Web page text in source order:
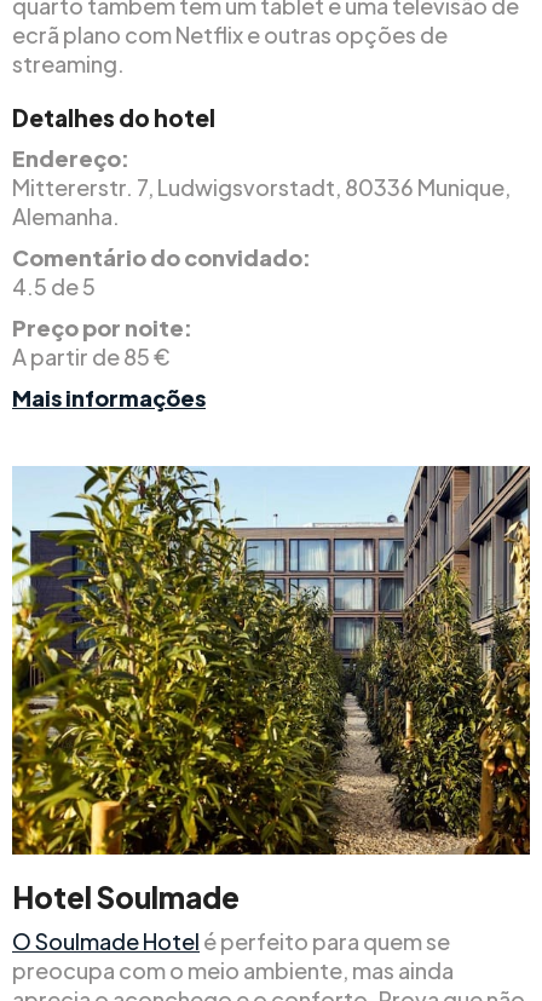
ecrã plano com Netflix e outras opções de
streaming.
Detalhes do hotel
Endereço:
Mittererstr. 7, Ludwigsvorstadt, 80336 Munique,
Alemanha.
Comentário do convidado:
4.5 de 5
Preço por noite:
A partir de 85 €
Mais informações
Hotel Soulmade
O Soulmade Hotel é perfeito para quem se
preocupa com o meio ambiente, mas ainda